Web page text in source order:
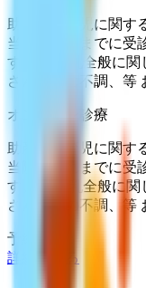
助産師が育児に関す
当院をこれまでに受
す。 ・母乳全般に関
さんの体の不調、等
オンライン診療
助産師が育児に関す
当院をこれまでに受
す。 ・母乳全般に関
さんの体の不調、等
予約可能：
詳細を見る